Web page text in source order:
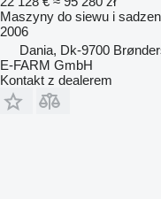
Maszyny do siewu i
2006
Dania, Dk-9700
E-FARM GmbH
Kontakt z dealerem